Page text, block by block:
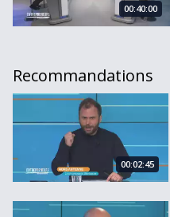
00:40:00
Recommandations
HORS ANTENNE : La
00:02:45
IA : la révolution dans le